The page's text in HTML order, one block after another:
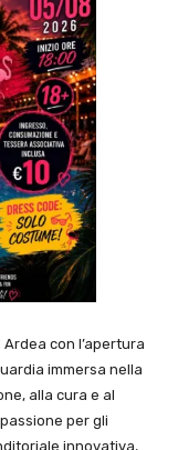
con l’apertura
immersa nella
alla cura e al
per gli
innovativa,